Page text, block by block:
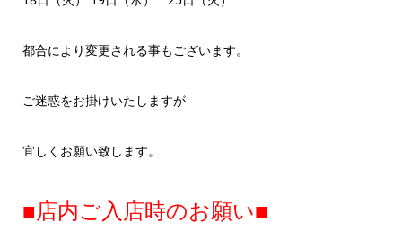
都合により変更される事もございます。
ご迷惑をお掛けいたしますが
宜しくお願い致します。
■店内ご入店時のお願い■